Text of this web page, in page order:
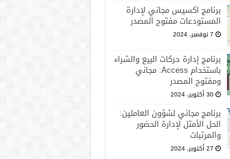
برنامج اكسيس مجاني لإدارة
المستودعات مفتوح المصدر
7 نوفمبر، 2024
برنامج إدارة حركات البيع والشراء
باستخدام Access: مجاني
ومفتوح المصدر
30 أكتوبر، 2024
برنامج مجاني لشؤون العاملين:
الحل الأمثل لإدارة الحضور
والمرتبات
27 أكتوبر، 2024